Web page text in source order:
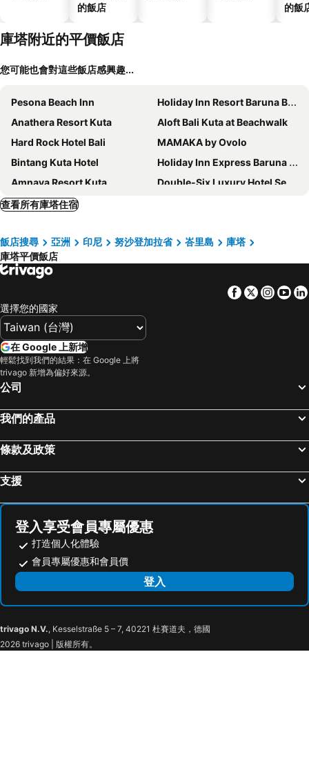
的飯店
的飯
庫塔附近的平價飯店
您可能也會對這些飯店感興趣...
Pesona Beach Inn
Holiday Inn Resort Baruna Bali By Ihg
Anathera Resort Kuta
Aloft Bali Kuta at Beachwalk
Hard Rock Hotel Bali
MAMAKA by Ovolo
Bintang Kuta Hotel
Holiday Inn Express Baruna Bali By Ihg
Amnaya Resort Kuta
Double-Six Luxury Hotel Seminyak
The Anvaya Beach Resort Bali
Bakung Beach Resort
Four Points by Sheraton Bali, Kuta
AYANA Segara Bali
W Bali - Seminyak
Kuta Beach Club Hotel
iSuite by Ekosistem
The Stones Hotel - Legian Bali
Grand Mercure Bali Seminyak
Wina Holiday Villa Kuta Bali
The Mahata
The ONE Legian
The Kuta Beach Heritage Hotel Bali - Managed by Accor
Peppers Seminyak
Saba Villas
Cara Cara Inn
The Vira Bali Boutique Hotel & Suite
Wyndham Garden Kuta Beach Bali
Sun Island Hotel & Spa Kuta
YELLO Hotel Kuta Beachwalk Bali
J4 Hotels Legian
Green Garden Hotel
Zia Bali – Kuta
Yan's House Hotel
Kutabex Beach Front Hotel
Hotel The Flora Kuta Bali
Poppies Bali
查看所有庫塔住宿
飯店搜尋 亞洲 印尼 努沙登加拉省 峇里島
庫塔
庫塔平價飯店
Facebook
Twitter
選擇您的國家
在 Google 上新增
輕鬆找到我們的結果：在 Google 上將
trivago 新增為偏好來源。
公司
我們的產品
條款及政策
支援
登入享受會員專屬優惠
打造個人化體驗
會員專屬優惠和會員價
登入
trivago N.V., Kesselstraße 5 – 7, 40221 杜賽道夫，德國
2026 trivago | 版權所有。